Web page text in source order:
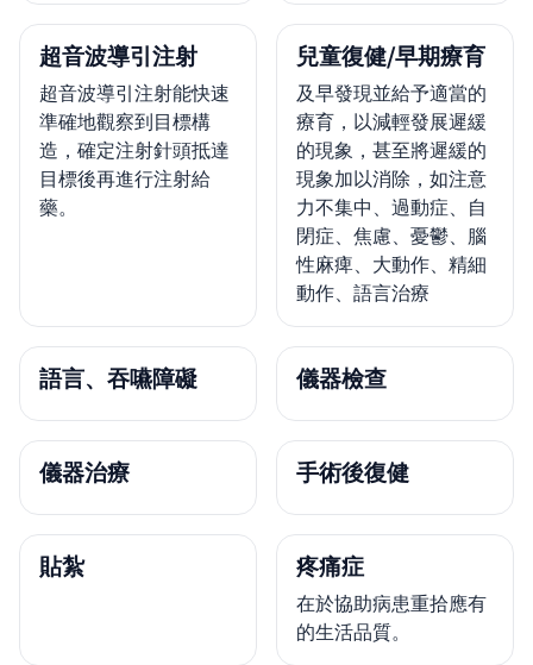
超音波導引注射
超音波導引注射能快速
準確地觀察到目標構
造，確定注射針頭抵達
目標後再進行注射給
藥。
兒童復健/早期療育
及早發現並給予適當的
療育，以減輕發展遲緩
的現象，甚至將遲緩的
現象加以消除，如注意
力不集中、過動症、自
閉症、焦慮、憂鬱、腦
性麻痺、大動作、精細
動作、語言治療
語言、吞嚥障礙 儀器檢查
儀器治療 手術後復健
貼紮 疼痛症
在於協助病患重拾應有
的生活品質。